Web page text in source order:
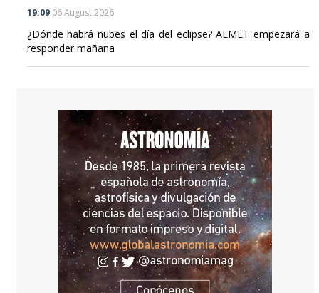
19:09 06 August 2026
¿Dónde habrá nubes el día del eclipse? AEMET empezará a
responder mañana